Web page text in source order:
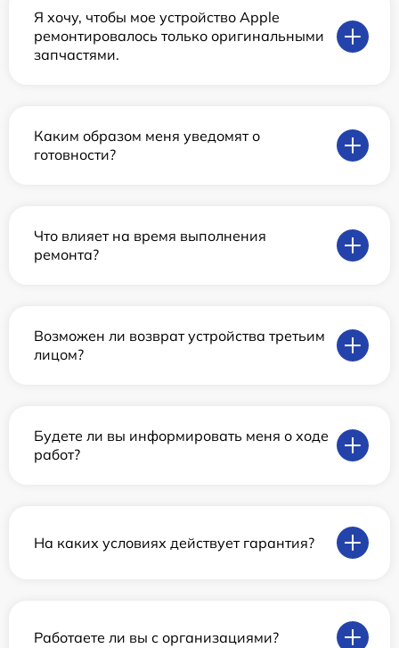
Я хочу, чтобы мое устройство Apple
ремонтировалось только оригинальными
запчастями.
Каким образом меня уведомят о
готовности?
Что влияет на время выполнения
ремонта?
Возможен ли возврат устройства третьим
лицом?
Будете ли вы информировать меня о ходе
работ?
На каких условиях действует гарантия?
Работаете ли вы с организациями?